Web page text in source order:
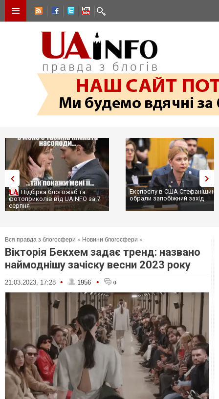
Підбірка блогожаб та
фотоприколів від UAINFO за 7
серпня
Експослу в США
обрали запобіжний захід
Вся правда з блогосфери » Новини блогосфери »
Вікторія Бекхем задає тренд: названо
наймоднішу зачіску весни 2023 року
21.03.2023, 17:28 • 1956 • 0